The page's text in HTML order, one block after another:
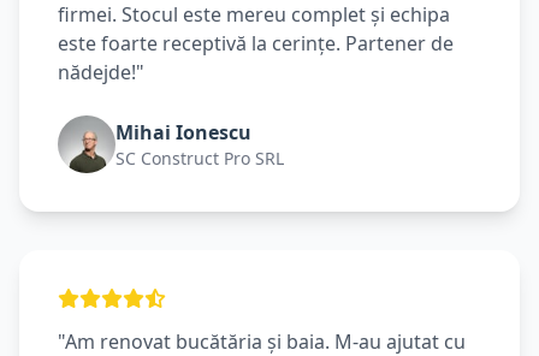
firmei. Stocul este mereu complet și echipa
este foarte receptivă la cerințe. Partener de
nădejde!"
Mihai Ionescu
SC Construct Pro SRL
"Am renovat bucătăria și baia. M-au ajutat cu